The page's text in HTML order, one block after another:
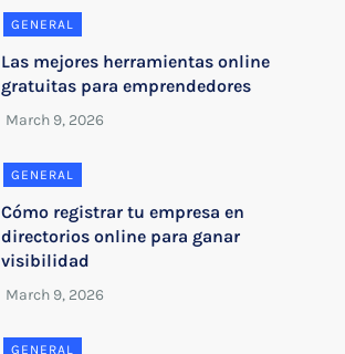
GENERAL
Las mejores herramientas online
gratuitas para emprendedores
GENERAL
Cómo registrar tu empresa en
directorios online para ganar
visibilidad
GENERAL